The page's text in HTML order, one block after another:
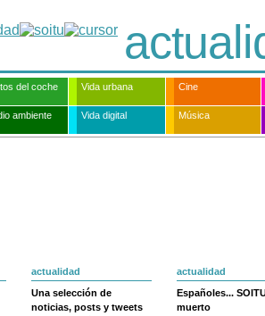
del coche Vida urbana Cine
ambiente Vida digital Música
actualidad
Una selección de
noticias, posts y tweets
actualidad
Españoles...
muerto